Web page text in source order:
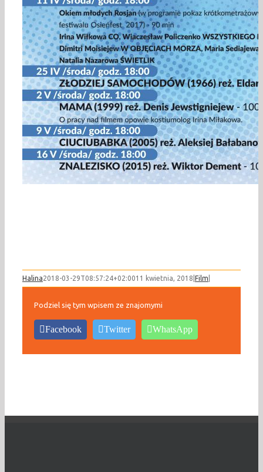
Halina2018-03-29T08:57:24+02:0011 kwietnia, 2018 Film
Podziel się tym wpisem ze znajomymi
Facebook Twitter WhatsApp